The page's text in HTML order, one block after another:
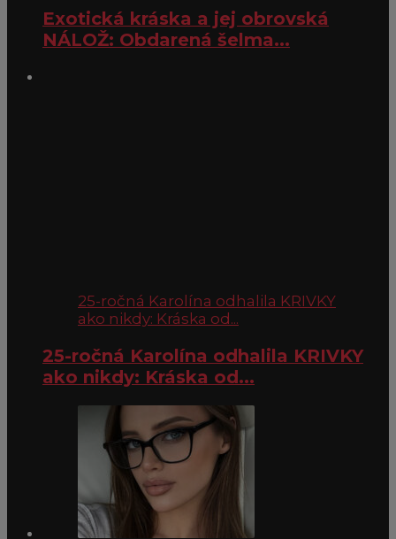
Exotická kráska a jej obrovská
NÁLOŽ: Obdarená šelma...
25-ročná Karolína odhalila KRIVKY
ako nikdy: Kráska od...
25-ročná Karolína odhalila KRIVKY
ako nikdy: Kráska od...